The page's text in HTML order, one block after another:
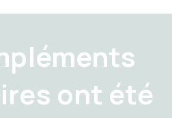
ont été